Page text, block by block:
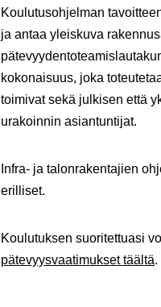
Koulutusohjelman
ja antaa yleiskuva
kokonaisuus, joka
toimivat sekä julkisen että
urakoinnin asiantuntijat.
Infra- ja talonrakentajien
erilliset.
Koulutuksen suoritettuasi
pätevyysvaatimukset täältä.